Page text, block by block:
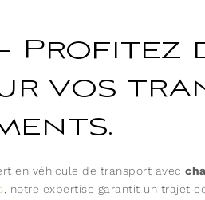
Profitez
vos
en véhicule de transport avec
, notre expertise garantit un trajet